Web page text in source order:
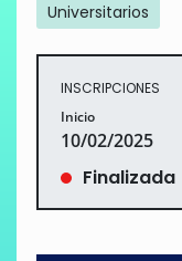
Universitarios
INSCRIPCIONES
Inicio
10/02/2025
Finalizada